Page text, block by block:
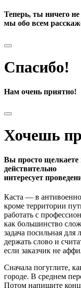
Теперь, ты ничего
мы обо всем
Спасибо!
Нам очень приятно!
Хочешь
Вы просто
действительно
интересует
Каста — в
кроме территории
работать с
как большинство
задача посильная
держать слово и
если заказчик не
Сначала погуглите,
городе. В среднем
Потом напишите